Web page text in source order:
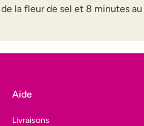
la fleur de sel et 8 minutes
Aide
Livraisons